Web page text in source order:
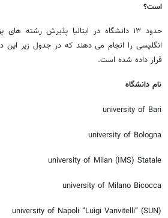
است؟
حدود ۱۳ دانشگاه در ایتالیا پذیرش رشته
انگلیسی را انجام می دهند که در جدول زیر این
قرار داده شده است.
نام دانشگاه
university of Bari
university of Bologna
university of Milan (IMS) Statale
university of Milano Bicocca
university of Napoli “Luigi Vanvitelli” (SUN)